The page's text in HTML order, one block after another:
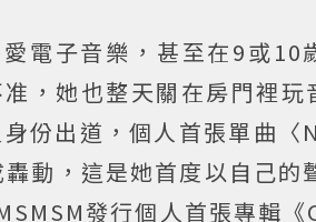
電子音樂，甚至在9或10
，她也整天關在房門裡
份出道，個人首張單曲
動，這是她首度以自己的
發行個人首張專